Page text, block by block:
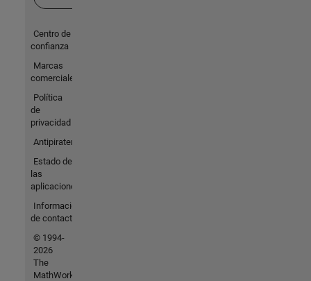
Centro de
confianza
Marcas
comerciales
Política
de
privacidad
Antipiratería
Estado de
las
aplicaciones
Información
de contacto
© 1994-
2026
The
MathWorks,